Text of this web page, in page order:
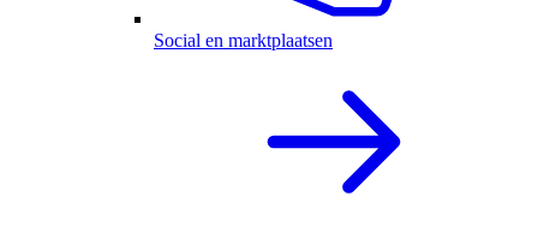
Social en marktplaatsen